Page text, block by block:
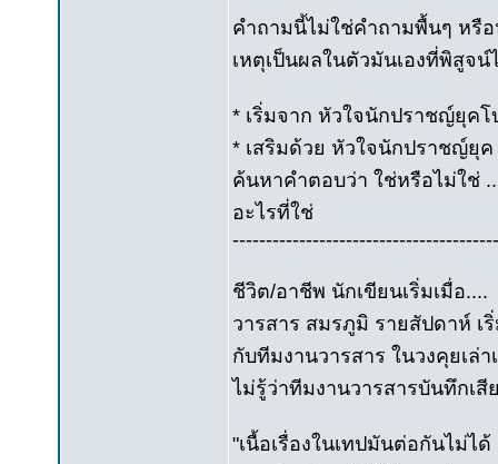
คำถามนี้ไม่ใช่คำถามพื้นๆ หรื
เหตุเป็นผลในตัวมันเองที่พิสูจ
* เริ่มจาก หัวใจนักปราชญ์ยุค
* เสริมด้วย หัวใจนักปราชญ์ยุ
ค้นหาคำตอบว่า ใช่หรือไม่ใช่
อะไรที่ใช่
ชีวิต/อาชีพ นักเขียนเริ่มเมื่อ....
วารสาร สมรภูมิ รายสัปดาห์
กับทีมงานวารสาร ในวงคุยเล่
ไม่รู้ว่าทีมงานวารสารบันทึกเ
"เนื้อเรื่องในเทปมันต่อกันไม่ไ